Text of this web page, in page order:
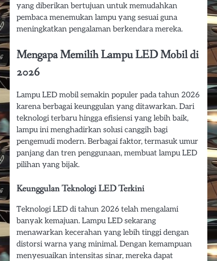
yang diberikan bertujuan untuk memudahkan
pembaca menemukan lampu yang sesuai guna
meningkatkan pengalaman berkendara mereka.
Mengapa Memilih Lampu LED Mobil di
2026
Lampu LED mobil semakin populer pada tahun 2026
karena berbagai keunggulan yang ditawarkan. Dari
teknologi terbaru hingga efisiensi yang lebih baik,
lampu ini menghadirkan solusi canggih bagi
pengemudi modern. Berbagai faktor, termasuk umur
panjang dan tren penggunaan, membuat lampu LED
pilihan yang bijak.
Keunggulan Teknologi LED Terkini
Teknologi LED di tahun 2026 telah mengalami
banyak kemajuan. Lampu LED sekarang
menawarkan kecerahan yang lebih tinggi dengan
distorsi warna yang minimal. Dengan kemampuan
menyesuaikan intensitas sinar, mereka dapat